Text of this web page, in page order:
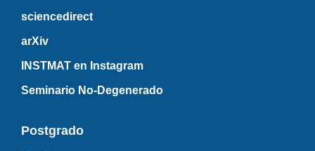
sciencedirect
arXiv
INSTMAT en Instagram
Seminario No-Degenerado
Postgrado